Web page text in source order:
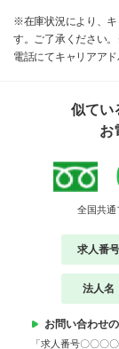
※在庫状況により、キ
す。ご了承ください
電話にてキャリアア
似てい
お
全国共通
求人番号
法人名
お問い合わせ
「求人番号〇〇〇